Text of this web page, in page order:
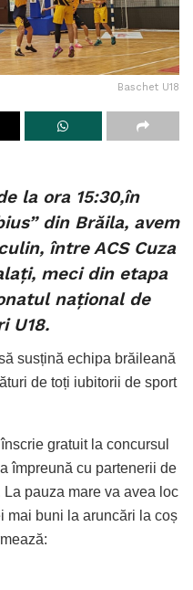
Baschet U18
la ora 15:30,în
din Brăila, avem
între ACS Cuza
meci din etapa
național de
U18.
susțină echipa brăileană
de toți iubitorii de sport
gratuit la concursul
împreună cu partenerii de
pauza mare va avea loc
mai buni la aruncări la coș